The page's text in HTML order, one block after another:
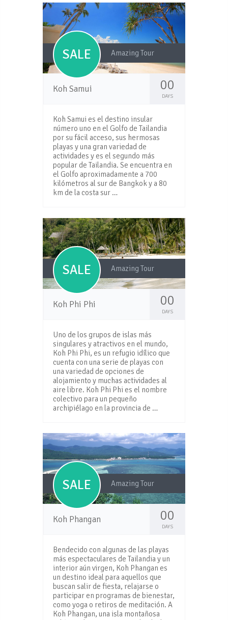
SALE Amazing Tour
Koh Samui 00
DAYS
Koh Samui es el destino insular
número uno en el Golfo de Tailandia
por su fácil acceso, sus hermosas
playas y una gran variedad de
actividades y es el segundo más
popular de Tailandia. Se encuentra en
el Golfo aproximadamente a 700
kilómetros al sur de Bangkok y a 80
km de la costa sur …
SALE Amazing Tour
Koh Phi Phi 00
DAYS
Uno de los grupos de islas más
singulares y atractivos en el mundo,
Koh Phi Phi, es un refugio idílico que
cuenta con una serie de playas con
una variedad de opciones de
alojamiento y muchas actividades al
aire libre. Koh Phi Phi es el nombre
colectivo para un pequeño
archipiélago en la provincia de …
SALE Amazing Tour
Koh Phangan 00
DAYS
Bendecido con algunas de las playas
más espectaculares de Tailandia y un
interior aún virgen, Koh Phangan es
un destino ideal para aquellos que
buscan salir de fiesta, relajarse o
participar en programas de bienestar,
como yoga o retiros de meditación. A
Koh Phangan, una isla montañosa